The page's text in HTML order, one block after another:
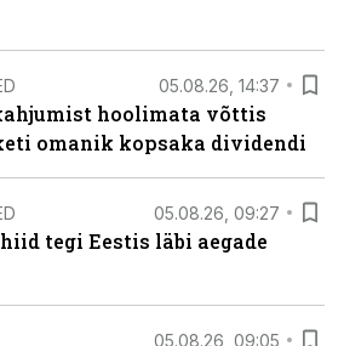
05.08.26, 14:37
hoolimata võttis
omanik kopsaka dividendi
05.08.26, 09:27
tegi Eestis läbi aegade
05.08.26, 09:05